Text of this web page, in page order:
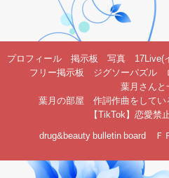
プロフィール 掲示板 写真 17Live(
フリー掲示板
ジグソーパズル
葉月さんと
葉月の部屋 作詞作曲をしてい
【TikTok】恋愛禁
drug&beauty bulletin board Ｆ